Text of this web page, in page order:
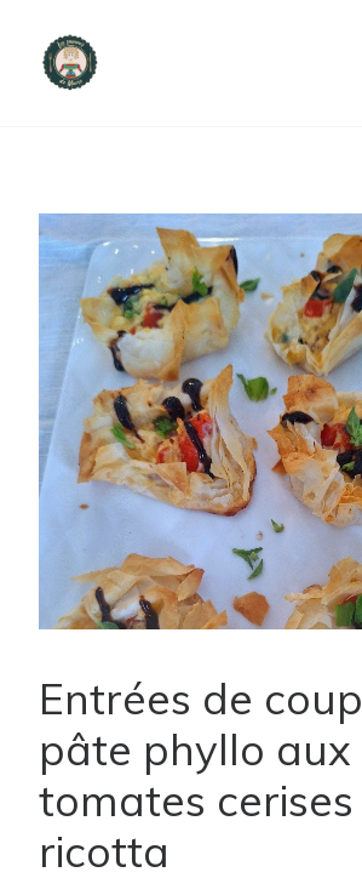
PRODUITS ET SERVICES
NOUS CONTACTER
RECETTES
FAQ
SEARCH
Entrées de
pâte phyllo aux
tomates
ricotta